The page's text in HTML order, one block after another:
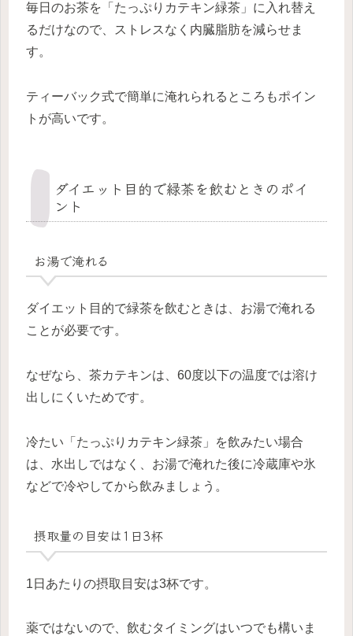
毎日のお茶を「たっぷりカテキン緑茶」に入れ替え
るだけなので、ストレスなく内臓脂肪を減らせま
す。
ティーバック式で簡単に淹れられるところもポイン
トが高いです。
ダイエット目的で緑茶を飲むときのポイ
ント
お湯で淹れる
ダイエット目的で緑茶を飲むときは、お湯で淹れる
ことが必要です。
なぜなら、茶カテキンは、60度以下の温度では溶け
出しにくいためです。
冷たい「たっぷりカテキン緑茶」を飲みたい場合
は、水出しではなく、お湯で淹れた後に冷蔵庫や氷
などで冷やしてから飲みましょう。
摂取量の目安は1日3杯
1日あたりの摂取目安は3杯です。
薬ではないので、飲むタイミングはいつでも構いま